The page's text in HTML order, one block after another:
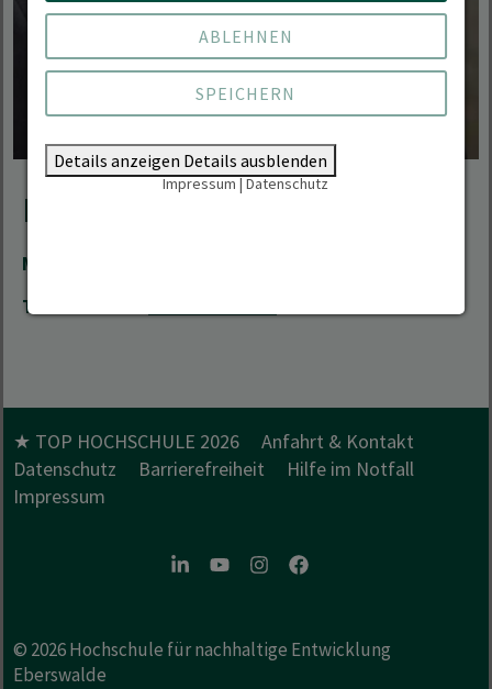
Kontakt
Mail
Telefon
★ TOP HOCHSCHULE 2026
Anfahrt & Kontakt
Datenschutz
Barrierefreiheit
Hilfe im Notfall
Impressum
LinkedInYoutubeInstagramFacebook
© 2026Hochschule für nachhaltige Entwicklung
Eberswalde
ABLEHNEN
SPEICHERN
Details anzeigen Details ausblenden
Impressum|Datenschutz